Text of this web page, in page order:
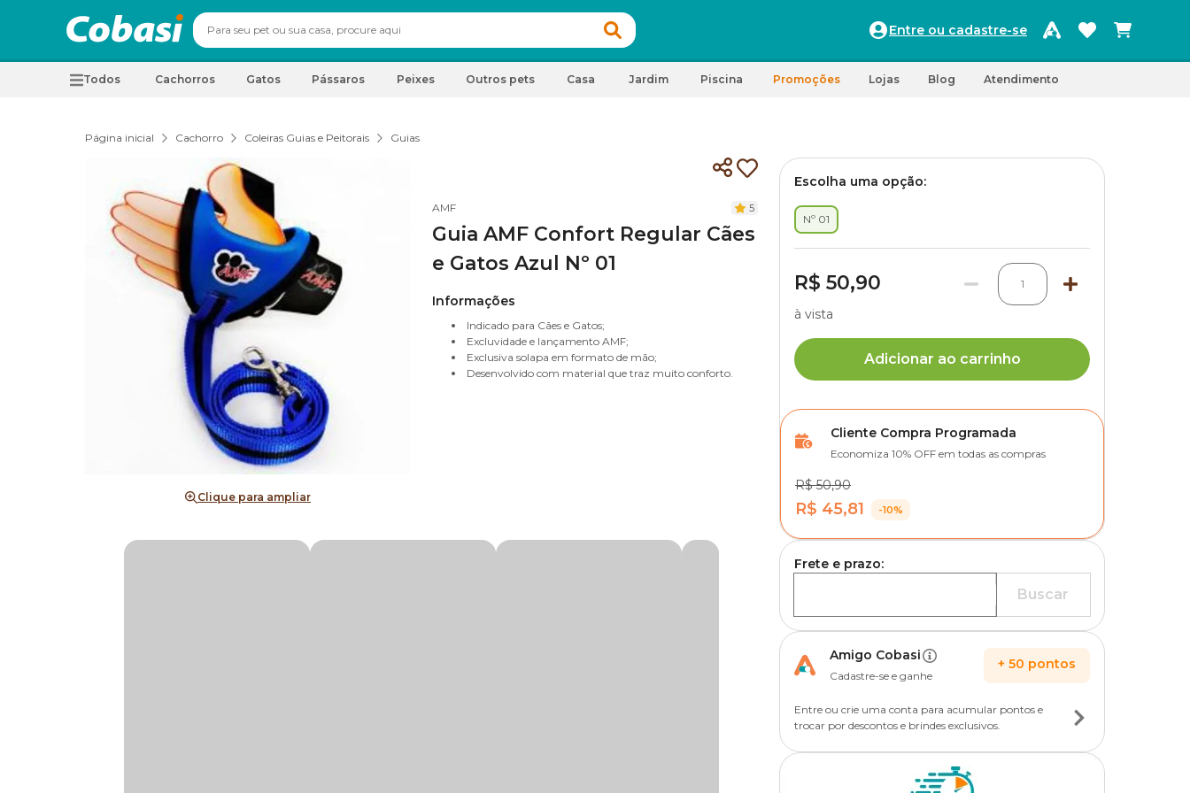
Entre ou cadastre-se
Todos Cachorros Gatos Pássaros Peixes Outros pets Casa Jardim Piscina Promoções Lojas Blog Atendimento
Página inicial Cachorro Coleiras Guias e Peitorais Guias
Clique para ampliar
AMF 5
Guia AMF Confort Regular Cães
e Gatos Azul Nº 01
Informações
Indicado para Cães e Gatos;
Excluvidade e lançamento AMF;
Exclusiva solapa em formato de mão;
Desenvolvido com material que traz muito conforto.
Escolha uma opção:
Nº 01
R$ 50,90 1
à vista
Adicionar ao carrinho
Cliente Compra Programada
Economiza 10% OFF em todas as compras
R$ 50,90
R$ 45,81 -10%
Frete e prazo:
Buscar
Amigo Cobasi
Cadastre-se e ganhe
+ 50 pontos
Entre ou crie uma conta para acumular pontos e
trocar por descontos e brindes exclusivos.